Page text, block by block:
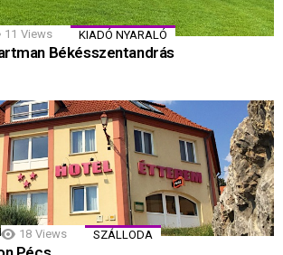
11 Views KIADÓ NYARALÓ
Békésszentandrás
18 Views SZÁLLODA